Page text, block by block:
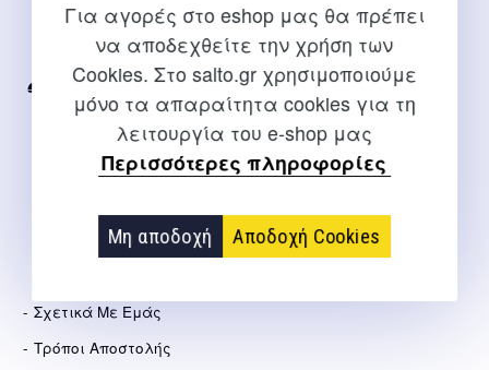
Για αγορές στο eshop μας θα πρέπει
να αποδεχθείτε την χρήση των
Cookies. Στο salto.gr χρησιμοποιούμε
μόνο τα απαραίτητα cookies για τη
λειτουργία του e-shop μας
Περισσότερες πληροφορίες
Μη αποδοχή Αποδοχή Cookies
Για διευκρινίσεις και υποστήριξη παραγγελιών μέσω του
2310 267108
info@salto.gr
Αγγελάκη 21, Θεσσαλονίκη
Σχετικά Με Εμάς
Τρόποι Αποστολής